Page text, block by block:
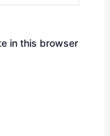
in this browser